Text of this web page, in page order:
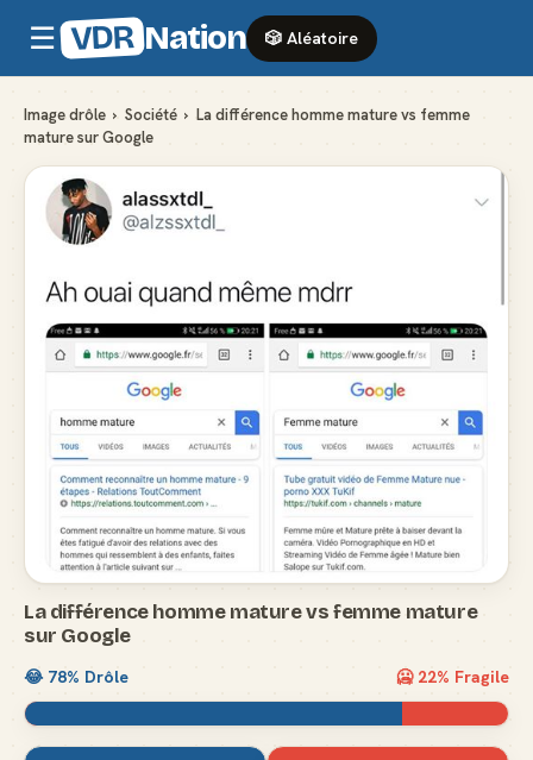
☰ VDR Nation 🎲 Aléatoire
Image drôle › Société › La différence homme mature vs femme
mature sur Google
La différence homme mature vs femme mature
sur Google
😂 78% Drôle 🥶 22% Fragile